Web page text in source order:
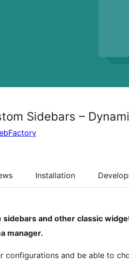
Sidebars –
Installation
sidebars and other classic
manager.
configurations and be able to